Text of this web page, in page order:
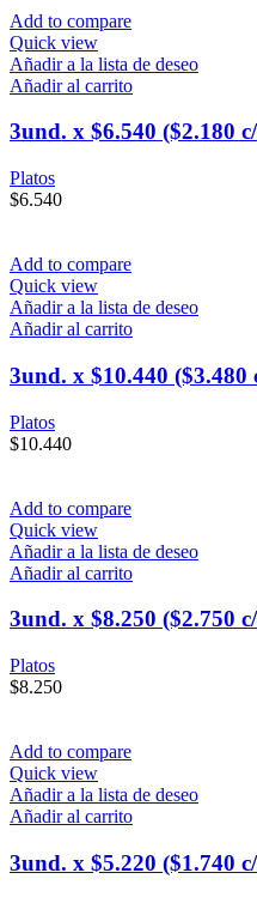
Add to compare
Quick view
Añadir a la lista de deseo
Añadir al carrito
3und. x $6.540 ($2.180
Platos
$6.540
Add to compare
Quick view
Añadir a la lista de deseo
Añadir al carrito
3und. x $10.440 ($3.480
Platos
$10.440
Add to compare
Quick view
Añadir a la lista de deseo
Añadir al carrito
3und. x $8.250 ($2.750
Platos
$8.250
Add to compare
Quick view
Añadir a la lista de deseo
Añadir al carrito
3und. x $5.220 ($1.740